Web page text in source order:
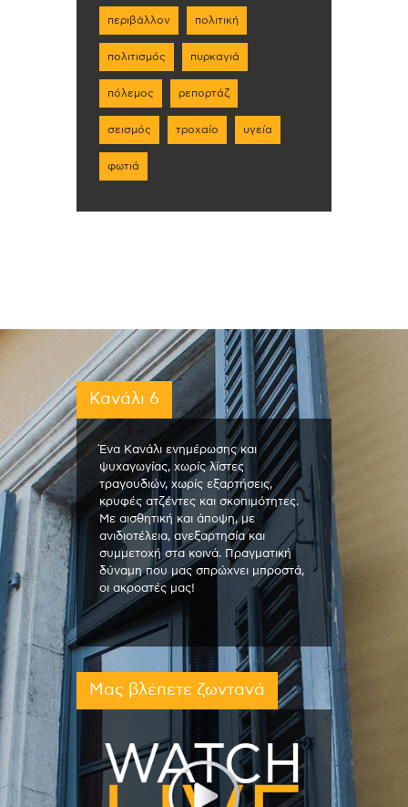
περιβάλλον πολιτική
πολιτισμός πυρκαγιά
πόλεμος ρεπορτάζ
σεισμός τροχαίο υγεία
φωτιά
Κανάλι 6
Ένα Κανάλι ενημέρωσης και
ψυχαγωγίας, χωρίς λίστες
τραγουδιών, χωρίς εξαρτήσεις,
κρυφές ατζέντες και σκοπιμότητες.
Με αισθητική και άποψη, με
ανιδιοτέλεια, ανεξαρτησία και
συμμετοχή στα κοινά. Πραγματική
δύναμη που μας σπρώχνει μπροστά,
οι ακροατές μας!
Μας βλέπετε ζωντανά